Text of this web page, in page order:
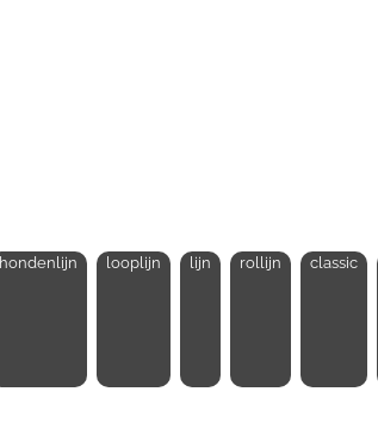
hondenlijn looplijn lijn rollijn classic